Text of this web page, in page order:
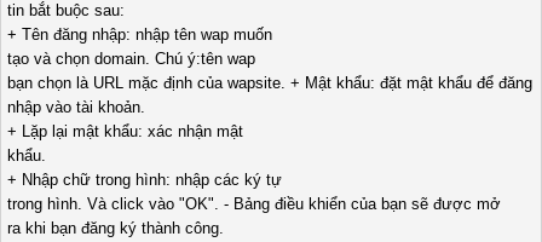
tin bắt buộc sau:
+ Tên đăng nhập: nhập tên wap muốn
tạo và chọn domain. Chú ý:tên wap
bạn chọn là URL mặc định của wapsite. + Mật khẩu: đặt mật khẩu để đăng
nhập vào tài khoản.
+ Lặp lại mật khẩu: xác nhận mật
khẩu.
+ Nhập chữ trong hình: nhập các ký tự
trong hình. Và click vào "OK". - Bảng điều khiển của bạn sẽ được mở
ra khi bạn đăng ký thành công.